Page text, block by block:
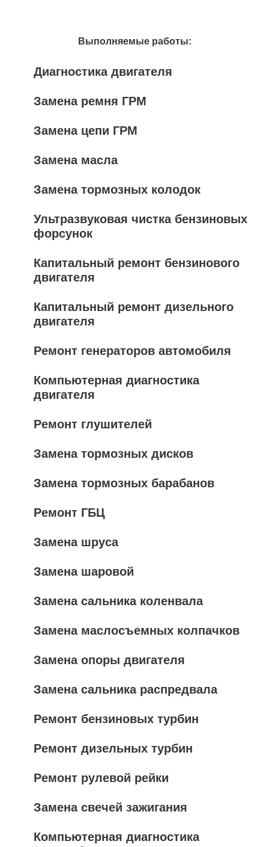
Выполняемые работы:
Диагностика двигателя
Замена ремня ГРМ
Замена цепи ГРМ
Замена масла
Замена тормозных колодок
Ультразвуковая чистка бензиновых
форсунок
Капитальный ремонт бензинового
двигателя
Капитальный ремонт дизельного
двигателя
Ремонт генераторов автомобиля
Компьютерная диагностика
двигателя
Ремонт глушителей
Замена тормозных дисков
Замена тормозных барабанов
Ремонт ГБЦ
Замена шруса
Замена шаровой
Замена сальника коленвала
Замена маслосъемных колпачков
Замена опоры двигателя
Замена сальника распредвала
Ремонт бензиновых турбин
Ремонт дизельных турбин
Ремонт рулевой рейки
Замена свечей зажигания
Компьютерная диагностика